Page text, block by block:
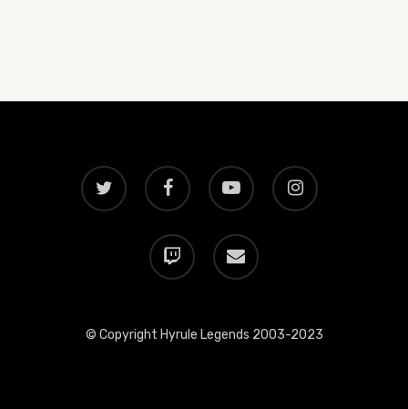
twitter facebook youtube instagram
twitch email
© Copyright Hyrule Legends 2003-2023